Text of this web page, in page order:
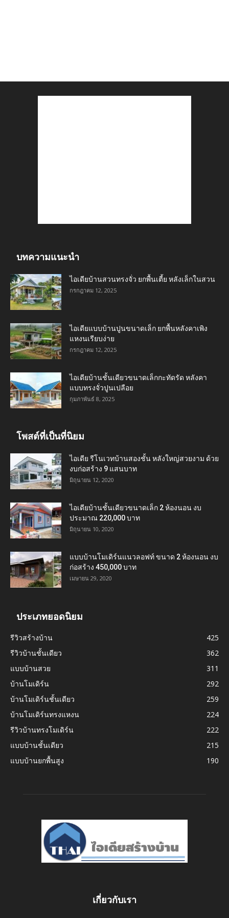
บทความแนะนำ
ไอเดียบ้านสวนทรงจั่ว ยกพื้นเตี้ย หลังเล็กในสวน
กรกฎาคม 12, 2025
ไอเดียแบบบ้านปูนขนาดเล็ก ยกพื้นหลังคาเพิง
แหงนเรียบง่าย
กรกฎาคม 12, 2025
ไอเดียบ้านชั้นเดียวขนาดเล็กกะทัดรัด หลังคา
แบบทรงจั่วปูนเปลือย
กุมภาพันธ์ 8, 2025
โพสต์ที่เป็นที่นิยม
ไอเดีย รีโนเวทบ้านสองชั้น หลังใหญ่สวยงาม ด้วย
งบก่อสร้าง 9 แสนบาท
มิถุนายน 12, 2020
ไอเดียบ้านชั้นเดียวขนาดเล็ก 2 ห้องนอน งบ
ประมาณ 220,000 บาท
มิถุนายน 10, 2020
แบบบ้านโมเดิร์นแนวลอฟท์ ขนาด 2 ห้องนอน งบ
ก่อสร้าง 450,000 บาท
เมษายน 29, 2020
ประเภทยอดนิยม
รีวิวสร้างบ้าน
425
รีวิวบ้านชั้นเดียว
362
แบบบ้านสวย
311
บ้านโมเดิร์น
292
บ้านโมเดิร์นชั้นเดียว
259
บ้านโมเดิร์นทรงแหงน
224
รีวิวบ้านทรงโมเดิร์น
222
แบบบ้านชั้นเดียว
215
แบบบ้านยกพื้นสูง
190
เกี่ยวกับเรา